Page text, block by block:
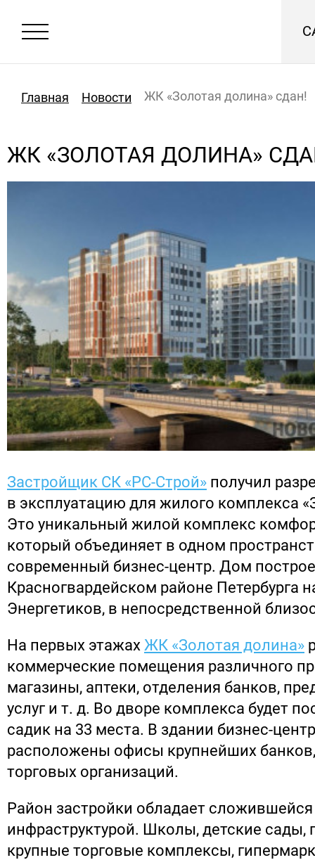
Главная Новости ЖК «Золотая долина» сдан!
ЖК «ЗОЛОТАЯ ДОЛИНА»
Застройщик СК «РС-Строй» получил
в эксплуатацию для жилого комплекса
Это уникальный жилой комплекс
который объединяет в одном
современный бизнес-центр. Дом
Красногвардейском районе Петербурга
Энергетиков, в непосредственной
На первых этажах ЖК «Золотая долина»
коммерческие помещения различного
магазины, аптеки, отделения банков,
услуг и т. д. Во дворе комплекса будет
садик на 33 места. В здании бизнес-
расположены офисы крупнейших
торговых организаций.
Район застройки обладает
инфраструктурой. Школы, детские сады,
крупные торговые комплексы,